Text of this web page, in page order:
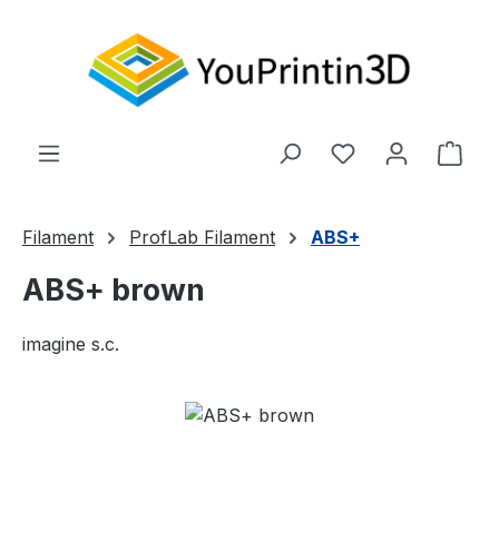
Du hast 0
Filament ProfLab Filament ABS+
ABS+ brown
imagine s.c.
Bildergalerie überspringen